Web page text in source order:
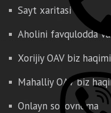
Sayt xaritasi
Aholini favqulodda
Xorijiy OAV biz
Mahalliy OAV biz
Onlayn so'rovnoma